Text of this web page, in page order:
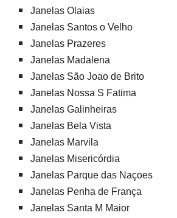
Janelas Olaias
Janelas Santos o Velho
Janelas Prazeres
Janelas Madalena
Janelas São Joao de Brito
Janelas Nossa S Fatima
Janelas Galinheiras
Janelas Bela Vista
Janelas Marvila
Janelas Misericórdia
Janelas Parque das Naçoes
Janelas Penha de França
Janelas Santa M Maior